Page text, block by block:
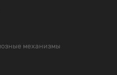
механизмы